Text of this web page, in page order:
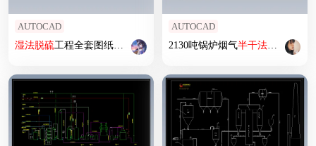
AUTOCAD
湿法脱硫工程全套图纸文档
AUTOCAD
2130吨锅炉烟气半干法脱硫除尘